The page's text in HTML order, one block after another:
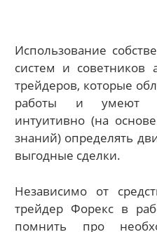
Использование
систем и советников
трейдеров, которые
работы и умеют
интуитивно (на
знаний) определять
выгодные сделки.
Независимо от
трейдер Форекс в
помнить про